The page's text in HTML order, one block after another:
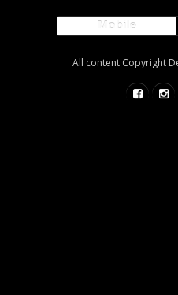
Mobile
All content Copyright